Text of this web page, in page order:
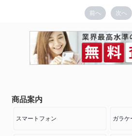
前へ 次へ
商品案内
スマートフォン ガラ